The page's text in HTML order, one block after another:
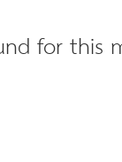
for this